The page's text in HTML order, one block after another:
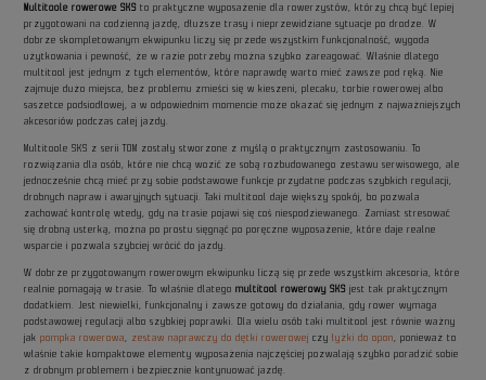
Multitoole rowerowe SKS to praktyczne wyposażenie dla rowerzystów, którzy chcą być lepiej
przygotowani na codzienną jazdę, dłuższe trasy i nieprzewidziane sytuacje po drodze. W
dobrze skompletowanym ekwipunku liczy się przede wszystkim funkcjonalność, wygoda
użytkowania i pewność, że w razie potrzeby można szybko zareagować. Właśnie dlatego
multitool jest jednym z tych elementów, które naprawdę warto mieć zawsze pod ręką. Nie
zajmuje dużo miejsca, bez problemu zmieści się w kieszeni, plecaku, torbie rowerowej albo
saszetce podsiodłowej, a w odpowiednim momencie może okazać się jednym z najważniejszych
akcesoriów podczas całej jazdy.
Multitoole SKS z serii TOM zostały stworzone z myślą o praktycznym zastosowaniu. To
rozwiązania dla osób, które nie chcą wozić ze sobą rozbudowanego zestawu serwisowego, ale
jednocześnie chcą mieć przy sobie podstawowe funkcje przydatne podczas szybkich regulacji,
drobnych napraw i awaryjnych sytuacji. Taki multitool daje większy spokój, bo pozwala
zachować kontrolę wtedy, gdy na trasie pojawi się coś niespodziewanego. Zamiast stresować
się drobną usterką, można po prostu sięgnąć po poręczne wyposażenie, które daje realne
wsparcie i pozwala szybciej wrócić do jazdy.
W dobrze przygotowanym rowerowym ekwipunku liczą się przede wszystkim akcesoria, które
realnie pomagają w trasie. To właśnie dlategomultitool rowerowy SKS jest tak praktycznym
dodatkiem. Jest niewielki, funkcjonalny i zawsze gotowy do działania, gdy rower wymaga
podstawowej regulacji albo szybkiej poprawki. Dla wielu osób taki multitool jest równie ważny
jakpompka rowerowa, zestaw naprawczy do dętki rowerowej czy łyżki do opon, ponieważ to
właśnie takie kompaktowe elementy wyposażenia najczęściej pozwalają szybko poradzić sobie
z drobnym problemem i bezpiecznie kontynuować jazdę.